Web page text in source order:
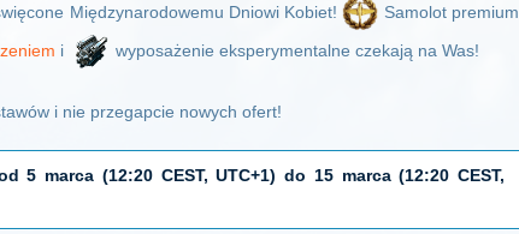
Międzynarodowemu Dniowi Kobiet! Samolot premium,
i wyposażenie eksperymentalne czekają na Was!
i nie przegapcie nowych ofert!
5 marca (12:20 CEST, UTC+1) do 15 marca (12:20 CEST,